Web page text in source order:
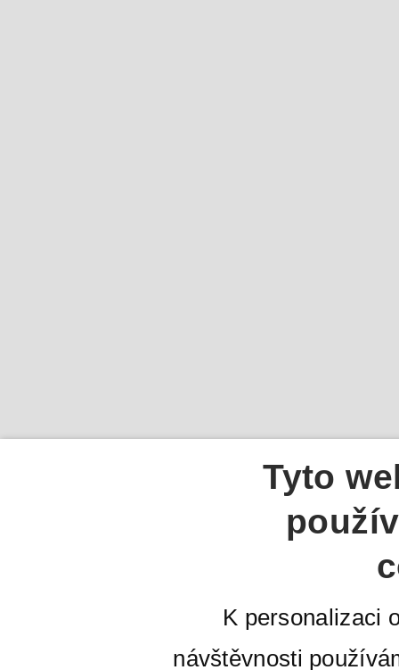
Tyto
K personalizaci
návštěvnosti